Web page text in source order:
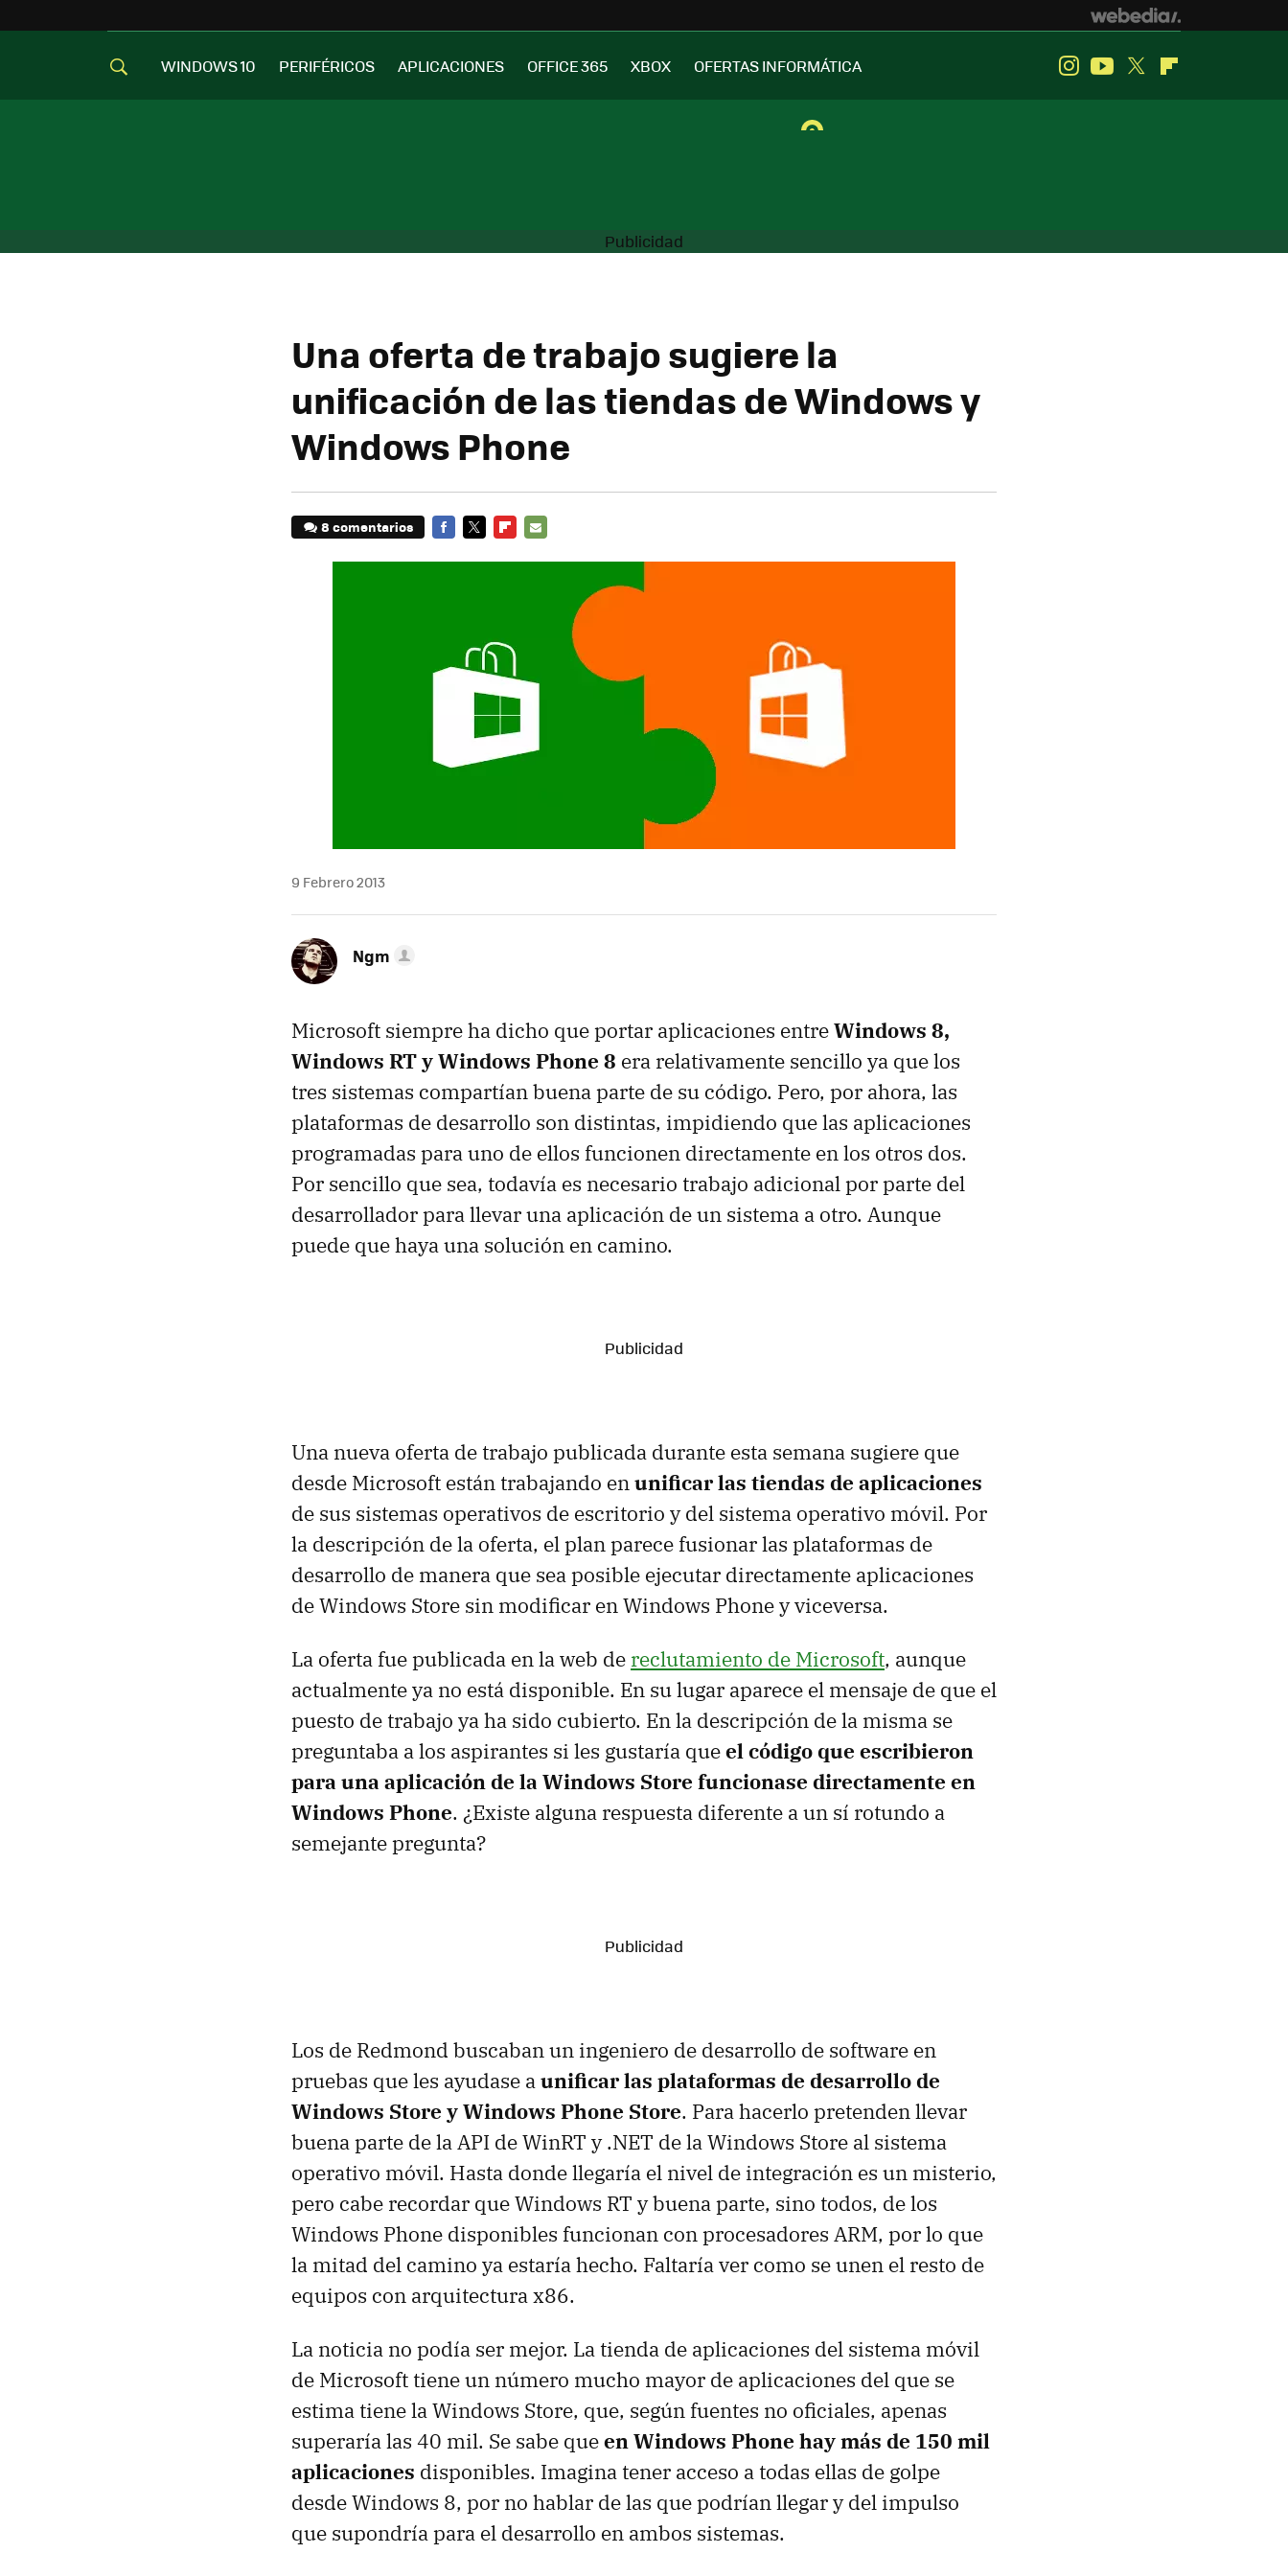
WINDOWS 10 PERIFÉRICOS APLICACIONES OFFICE 365 XBOX OFERTAS INFORMÁTICA InstagramYoutube
Twitter
Una oferta de trabajo sugiere la
unificación de las tiendas de Windows y
Windows Phone
8 comentarios
9 Febrero 2013
Ngm
Microsoft siempre ha dicho que portar aplicaciones entreWindows 8,
Windows RT y Windows Phone 8 era relativamente sencillo ya que los
tres sistemas compartían buena parte de su código. Pero, por ahora, las
plataformas de desarrollo son distintas, impidiendo que las aplicaciones
programadas para uno de ellos funcionen directamente en los otros dos.
Por sencillo que sea, todavía es necesario trabajo adicional por parte del
desarrollador para llevar una aplicación de un sistema a otro. Aunque
puede que haya una solución en camino.
Una nueva oferta de trabajo publicada durante esta semana sugiere que
desde Microsoft están trabajando enunificar las tiendas de aplicaciones
de sus sistemas operativos de escritorio y del sistema operativo móvil. Por
la descripción de la oferta, el plan parece fusionar las plataformas de
desarrollo de manera que sea posible ejecutar directamente aplicaciones
de Windows Store sin modificar en Windows Phone y viceversa.
La oferta fue publicada en la web de reclutamiento de Microsoft, aunque
actualmente ya no está disponible. En su lugar aparece el mensaje de que el
puesto de trabajo ya ha sido cubierto. En la descripción de la misma se
preguntaba a los aspirantes si les gustaría queel código que escribieron
para una aplicación de la Windows Store funcionase directamente en
Windows Phone. ¿Existe alguna respuesta diferente a un sí rotundo a
semejante pregunta?
Los de Redmond buscaban un ingeniero de desarrollo de software en
pruebas que les ayudase aunificar las plataformas de desarrollo de
Windows Store y Windows Phone Store. Para hacerlo pretenden llevar
buena parte de la API de WinRT y .NET de la Windows Store al sistema
operativo móvil. Hasta donde llegaría el nivel de integración es un misterio,
pero cabe recordar que Windows RT y buena parte, sino todos, de los
Windows Phone disponibles funcionan con procesadores ARM, por lo que
la mitad del camino ya estaría hecho. Faltaría ver como se unen el resto de
equipos con arquitectura x86.
La noticia no podía ser mejor. La tienda de aplicaciones del sistema móvil
de Microsoft tiene un número mucho mayor de aplicaciones del que se
estima tiene la Windows Store, que, según fuentes no oficiales, apenas
superaría las 40 mil. Se sabe queen Windows Phone hay más de 150 mil
aplicaciones disponibles. Imagina tener acceso a todas ellas de golpe
desde Windows 8, por no hablar de las que podrían llegar y del impulso
que supondría para el desarrollo en ambos sistemas.